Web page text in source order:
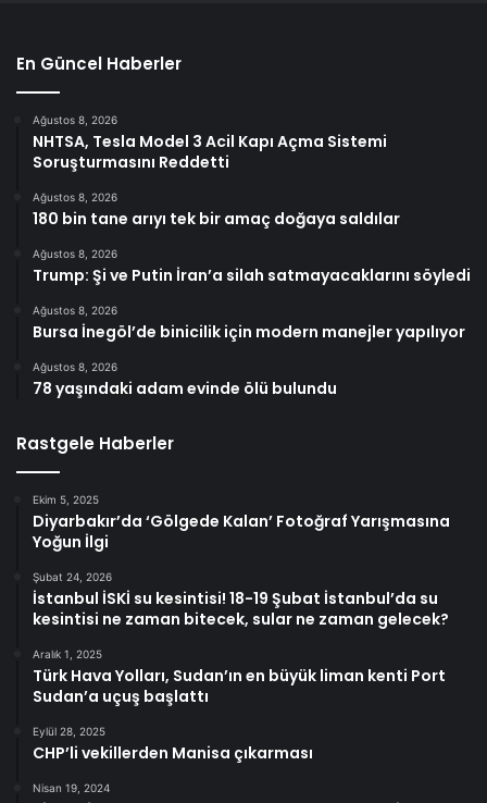
En Güncel Haberler
Ağustos 8, 2026
NHTSA, Tesla Model 3 Acil Kapı Açma Sistemi
Soruşturmasını Reddetti
Ağustos 8, 2026
180 bin tane arıyı tek bir amaç doğaya saldılar
Ağustos 8, 2026
Trump: Şi ve Putin İran’a silah satmayacaklarını söyledi
Ağustos 8, 2026
Bursa İnegöl’de binicilik için modern manejler yapılıyor
Ağustos 8, 2026
78 yaşındaki adam evinde ölü bulundu
Rastgele Haberler
Ekim 5, 2025
Diyarbakır’da ‘Gölgede Kalan’ Fotoğraf Yarışmasına
Yoğun İlgi
Şubat 24, 2026
İstanbul İSKİ su kesintisi! 18-19 Şubat İstanbul’da su
kesintisi ne zaman bitecek, sular ne zaman gelecek?
Aralık 1, 2025
Türk Hava Yolları, Sudan’ın en büyük liman kenti Port
Sudan’a uçuş başlattı
Eylül 28, 2025
CHP’li vekillerden Manisa çıkarması
Nisan 19, 2024